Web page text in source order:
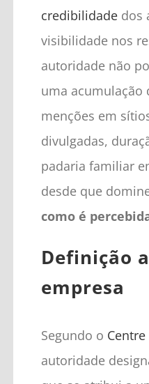
credibilidadedos
visibilidade nos
autoridade não
uma acumulação
menções em
divulgadas,
padaria familiar
desde que
como é
Definição
empresa
Segundo o
autoridade